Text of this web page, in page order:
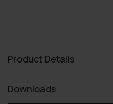
Product Details
Downloads